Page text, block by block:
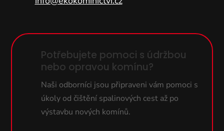
Potřebujete pomoci s údržbou
nebo opravou komínu?
Naši odborníci jsou připraveni vám pomoci s
úkoly od čištění spalinových cest až po
výstavbu nových komínů.